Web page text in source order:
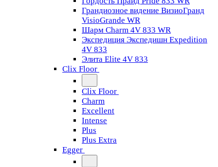
Грандиозное видение ВизиоГранд
VisioGrande WR
Шарм Charm 4V 833 WR
Экспедиция Экспедишн Expedition
4V 833
Элита Elite 4V 833
Clix Floor
Clix Floor
Charm
Excellent
Intense
Plus
Plus Extra
Egger